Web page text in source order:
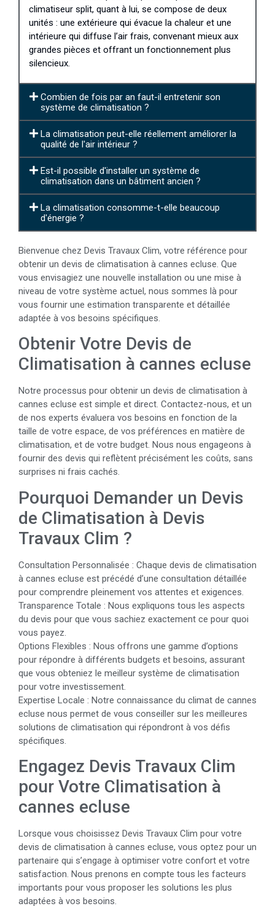
climatiseur split, quant à lui, se compose de deux
unités : une extérieure qui évacue la chaleur et une
intérieure qui diffuse l’air frais, convenant mieux aux
grandes pièces et offrant un fonctionnement plus
silencieux.
Combien de fois par an faut-il entretenir son
système de climatisation ?
La climatisation peut-elle réellement améliorer la
qualité de l'air intérieur ?
Est-il possible d'installer un système de
climatisation dans un bâtiment ancien ?
La climatisation consomme-t-elle beaucoup
d'énergie ?
Bienvenue chez Devis Travaux Clim, votre référence pour
obtenir un devis de climatisation à cannes ecluse. Que
vous envisagiez une nouvelle installation ou une mise à
niveau de votre système actuel, nous sommes là pour
vous fournir une estimation transparente et détaillée
adaptée à vos besoins spécifiques.
Obtenir Votre Devis de
Climatisation à cannes ecluse
Notre processus pour obtenir un devis de climatisation à
cannes ecluse est simple et direct. Contactez-nous, et un
de nos experts évaluera vos besoins en fonction de la
taille de votre espace, de vos préférences en matière de
climatisation, et de votre budget. Nous nous engageons à
fournir des devis qui reflètent précisément les coûts, sans
surprises ni frais cachés.
Pourquoi Demander un Devis
de Climatisation à Devis
Travaux Clim ?
Consultation Personnalisée : Chaque devis de climatisation
à cannes ecluse est précédé d’une consultation détaillée
pour comprendre pleinement vos attentes et exigences.
Transparence Totale : Nous expliquons tous les aspects
du devis pour que vous sachiez exactement ce pour quoi
vous payez.
Options Flexibles : Nous offrons une gamme d’options
pour répondre à différents budgets et besoins, assurant
que vous obteniez le meilleur système de climatisation
pour votre investissement.
Expertise Locale : Notre connaissance du climat de cannes
ecluse nous permet de vous conseiller sur les meilleures
solutions de climatisation qui répondront à vos défis
spécifiques.
Engagez Devis Travaux Clim
pour Votre Climatisation à
cannes ecluse
Lorsque vous choisissez Devis Travaux Clim pour votre
devis de climatisation à cannes ecluse, vous optez pour un
partenaire qui s’engage à optimiser votre confort et votre
satisfaction. Nous prenons en compte tous les facteurs
importants pour vous proposer les solutions les plus
adaptées à vos besoins.